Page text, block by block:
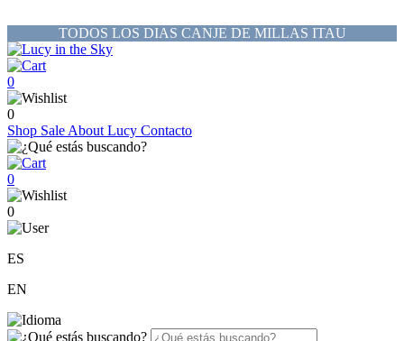
TODOS LOS DIAS CANJE DE MILLAS ITAU
0
0
Shop Sale About Lucy Contacto
0
0
ES
EN